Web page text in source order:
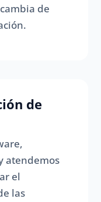
de
de
atendemos
el
las